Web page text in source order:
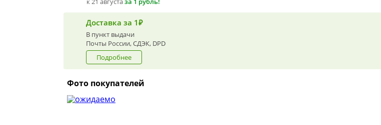
Доставка за 1₽
В пункт выдачи
Почты России, СДЭК, DPD
Подробнее
Фото покупателей